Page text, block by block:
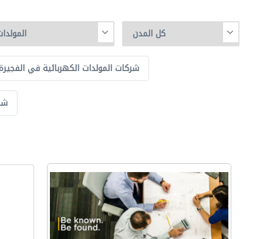
شركات المولدات الكهربائية في